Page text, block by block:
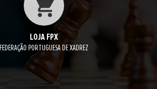
LOJA FPX
FEDERAÇÃO PORTUGUESA DE XADREZ